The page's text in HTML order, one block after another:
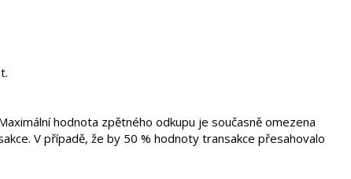
hodnota zpětného odkupu je současně omezena
V případě, že by 50 % hodnoty transakce přesahovalo